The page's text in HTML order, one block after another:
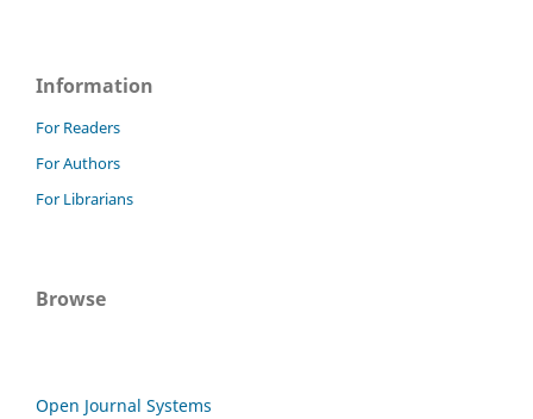
Information
For Readers
For Authors
For Librarians
Browse
Open Journal Systems